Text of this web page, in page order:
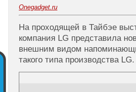
Onegadget.ru
На проходящей в Тайбэе
компания LG представила
внешним видом
такого типа производства LG.